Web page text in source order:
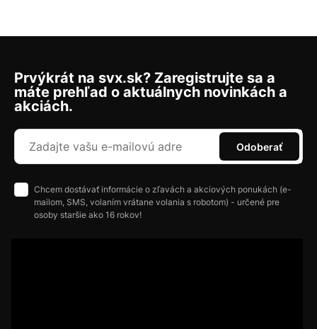
Prvýkrát na svx.sk? Zaregistrujte sa a
máte prehľad o aktuálnych novinkách a
akciách.
Odoberať
Chcem dostávať informácie o zľavách a akciových ponukách (e-
mailom, SMS, volaním vrátane volania s robotom) - určené pre
osoby staršie ako 16 rokov!